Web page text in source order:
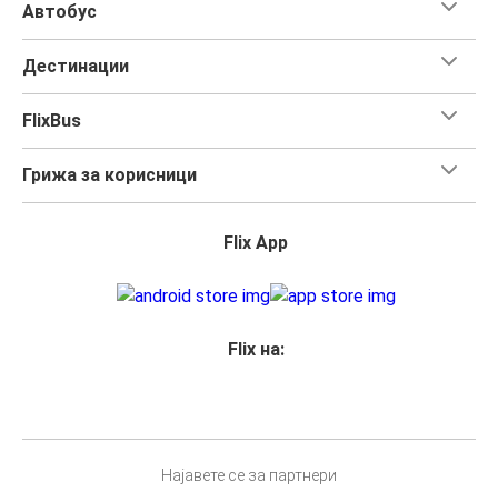
Автобус
Дестинации
FlixBus
Грижа за корисници
Flix App
Flix на:
Најавете се за партнери